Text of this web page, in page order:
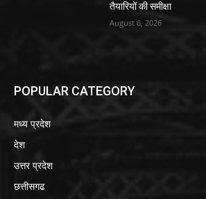
तैयारियों की समीक्षा
August 6, 2026
POPULAR CATEGORY
मध्य प्रदेश
देश
उत्तर प्रदेश
छत्तीसगढ